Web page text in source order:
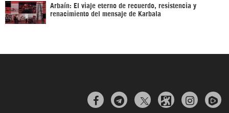
Arbaín: El viaje eterno de recuerdo, resistencia y
renacimiento del mensaje de Karbala
  